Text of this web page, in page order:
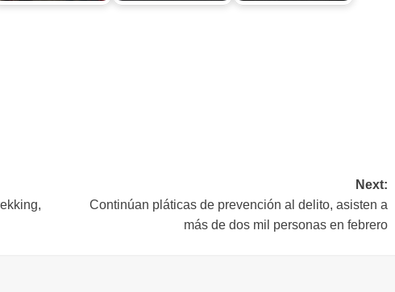
Next:
Continúan pláticas de prevención al delito, asisten a
más de dos mil personas en febrero